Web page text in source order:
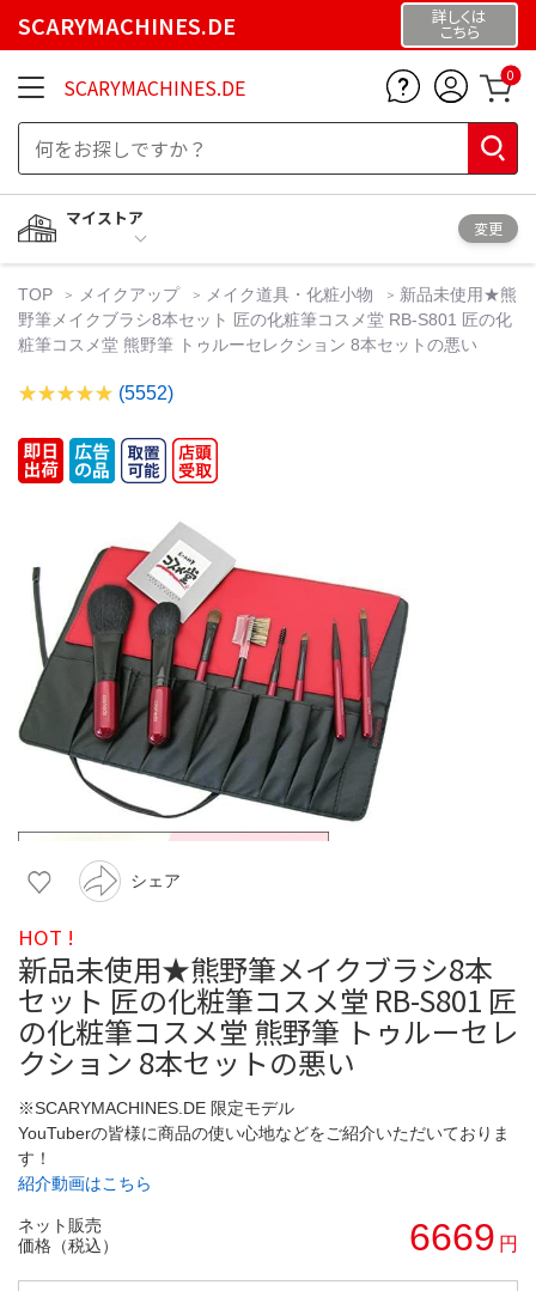
SCARYMACHINES.DE 詳しくは
こちら
SCARYMACHINES.DE 0
マイストア
変更
TOP メイクアップ メイク道具・化粧小物
新品未使用★熊
野筆メイクブラシ8本セット 匠の化粧筆コスメ堂 RB-S801 匠の化
粧筆コスメ堂 熊野筆 トゥルーセレクション 8本セットの悪い
(5552)
シェア
HOT !
新品未使用★熊野筆メイクブラシ8本
セット 匠の化粧筆コスメ堂 RB-S801 匠
の化粧筆コスメ堂 熊野筆 トゥルーセレ
クション 8本セットの悪い
※SCARYMACHINES.DE 限定モデル
YouTuberの皆様に商品の使い心地などをご紹介いただいておりま
す！
紹介動画はこちら
ネット販売
価格（税込）
6669 円